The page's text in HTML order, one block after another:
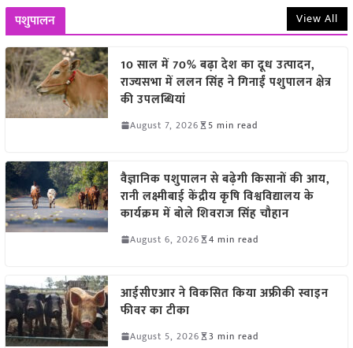
पशुपालन View All
10 साल में 70% बढ़ा देश का दूध उत्पादन,
राज्यसभा में ललन सिंह ने गिनाईं पशुपालन क्षेत्र
की उपलब्धियां
August 7, 2026 5 min read
वैज्ञानिक पशुपालन से बढ़ेगी किसानों की आय,
रानी लक्ष्मीबाई केंद्रीय कृषि विश्वविद्यालय के
कार्यक्रम में बोले शिवराज सिंह चौहान
August 6, 2026 4 min read
आईसीएआर ने विकसित किया अफ्रीकी स्वाइन
फीवर का टीका
August 5, 2026 3 min read